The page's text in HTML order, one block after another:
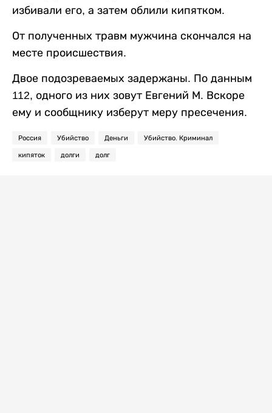
избивали его, а затем облили кипятком.
От полученных травм мужчина скончался на
месте происшествия.
Двое подозреваемых задержаны. По данным
112, одного из них зовут Евгений М. Вскоре
ему и сообщнику изберут меру пресечения.
Россия Убийство Деньги Убийство. Криминал
кипяток долги долг